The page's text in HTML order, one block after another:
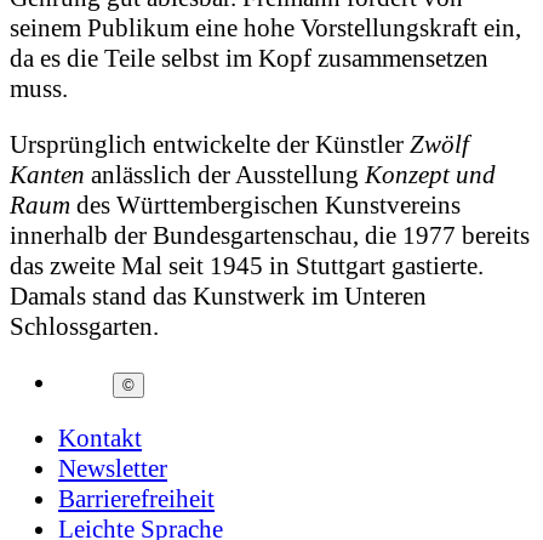
seinem Publikum eine hohe Vorstellungskraft ein,
da es die Teile selbst im Kopf zusammensetzen
muss.
Ursprünglich entwickelte der Künstler Zwölf
Kanten anlässlich der AusstellungKonzept und
Raum des Württembergischen Kunstvereins
innerhalb der Bundesgartenschau, die 1977 bereits
das zweite Mal seit 1945 in Stuttgart gastierte.
Damals stand das Kunstwerk im Unteren
Schlossgarten.
©
Kontakt
Newsletter
Barrierefreiheit
Leichte Sprache